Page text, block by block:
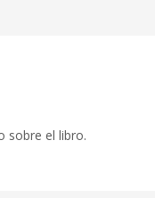
sobre el libro.